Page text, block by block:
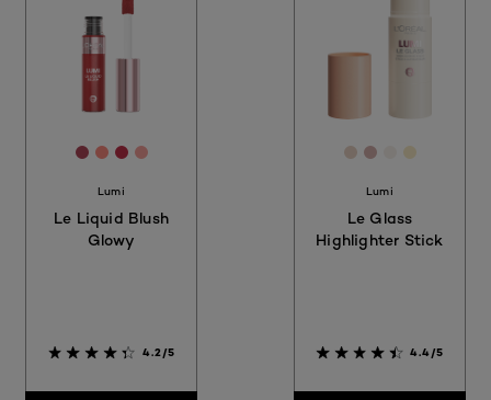
[Color]: #B04658
[Color]: #FD8B7F
[Color]: #C23048
[Color]: #F7A29B
Lumi
Le Liquid Blush
Glowy
4.2/5
[Color]:
[Color]:
[Color]:
[Color]:
Lumi
Le Glass
Highlighter Stick
4.4/5